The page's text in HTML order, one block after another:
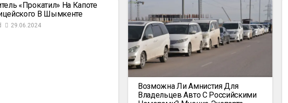
«прокатил» На Капоте
В Шымкенте
29.06.2024
Возможна Ли Амнистия Для
Владельцев Авто С Российскими